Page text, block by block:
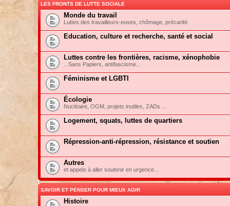
LES FRONTS DE LUTTE SOCIALE
Monde du travail
Luttes des travailleurs-euses, chômage, précarité.
Education, culture et recherche, santé et social
Luttes contre les frontières, racisme, xénophobie
...Sans Papiers, antifascisme...
Féminisme et LGBTI
Écologie
Nucléaire, OGM, projets inutiles, ZADs ...
Logement, squats, luttes de quartiers
Répression-anti-répression, résistance et soutien
Autres
et appels à aller soutenir en urgence...
SAVOIR ET PENSER POUR MIEUX AGIR
Histoire